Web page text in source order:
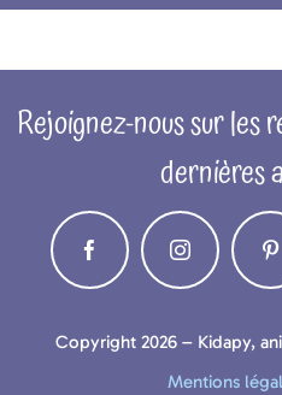
FAQ
LIVRE D’OR
BLOG
Rejoignez-nous sur les
dernières
Copyright 2026 – Kidapy,
Mentions